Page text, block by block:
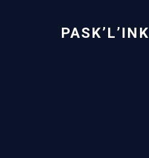
PASK’L’INK